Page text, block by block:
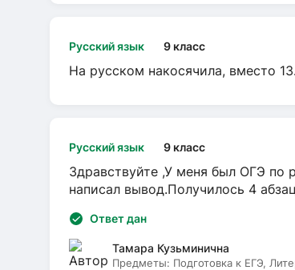
Русский язык 9 класс
На русском накосячила, вместо
Русский язык 9 класс
Здравствуйте ,У меня был ОГЭ по
написал вывод.Получилось 4
Ответ дан
Тамара Кузьминична
Предметы: Подготовка к ЕГЭ,